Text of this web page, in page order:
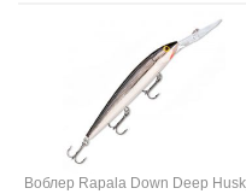
Воблер Rapala Down Deep